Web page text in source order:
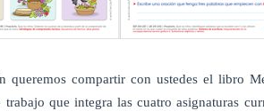
queremos compartir con ustedes el libro
que integra las cuatro asignaturas